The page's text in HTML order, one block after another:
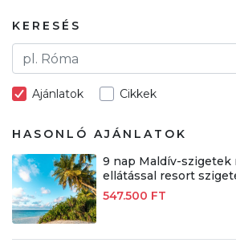
KERESÉS
Ajánlatok Cikkek
HASONLÓ AJÁNLATOK
9 nap Maldív-szigetek
ellátással resort
547.500 FT